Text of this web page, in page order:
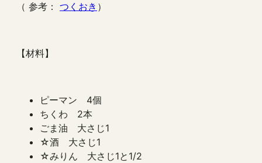
（ 参考： つくおき ）
【材料】
ピーマン 4個
ちくわ 2本
ごま油 大さじ1
☆酒 大さじ1
☆みりん 大さじ1と1/2